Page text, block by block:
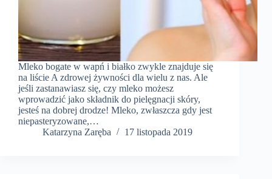
Mleko bogate w wapń i białko zwykle znajduje się
na liście A zdrowej żywności dla wielu z nas. Ale
jeśli zastanawiasz się, czy mleko możesz
wprowadzić jako składnik do pielęgnacji skóry,
jesteś na dobrej drodze! Mleko, zwłaszcza gdy jest
niepasteryzowane,…
Katarzyna Zaręba
17 listopada 2019